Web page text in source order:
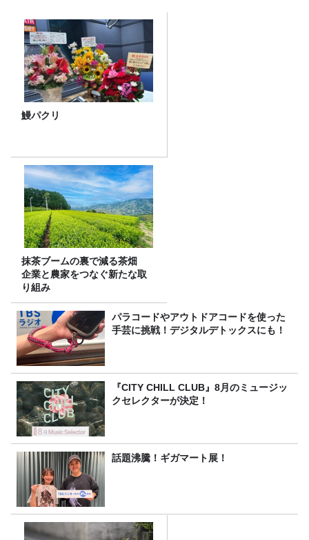
鰻パクリ
抹茶ブームの裏で減る茶畑
企業と農家をつなぐ新たな取
り組み
パラコードやアウトドアコードを使った
手芸に挑戦！デジタルデトックスにも！
『CITY CHILL CLUB』8月のミュージッ
クセレクターが決定！
話題沸騰！ギガマート展！